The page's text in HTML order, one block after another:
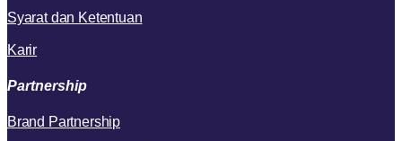
Syarat dan Ketentuan
Karir
Partnership
Brand Partnership